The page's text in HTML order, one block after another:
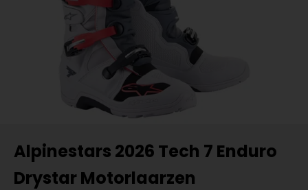
Alpinestars 2026 Tech 7 Enduro
Drystar Motorlaarzen